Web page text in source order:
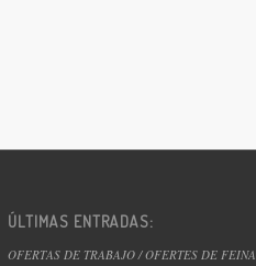
ÚLTIMAS ENTRADAS:
OFERTAS DE TRABAJO / OFERTES DE FEINA